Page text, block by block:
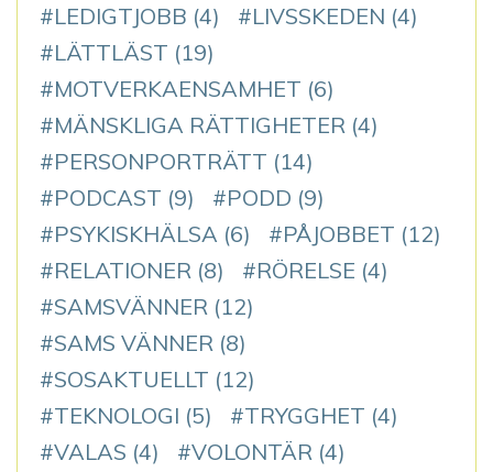
LEDIGTJOBB (4) LIVSSKEDEN (4)
LÄTTLÄST (19)
MOTVERKAENSAMHET (6)
MÄNSKLIGA RÄTTIGHETER (4)
PERSONPORTRÄTT (14)
PODCAST (9) PODD (9)
PSYKISKHÄLSA (6) PÅJOBBET (12)
RELATIONER (8) RÖRELSE (4)
SAMSVÄNNER (12)
SAMS VÄNNER (8)
SOSAKTUELLT (12)
TEKNOLOGI (5) TRYGGHET (4)
VALAS (4) VOLONTÄR (4)